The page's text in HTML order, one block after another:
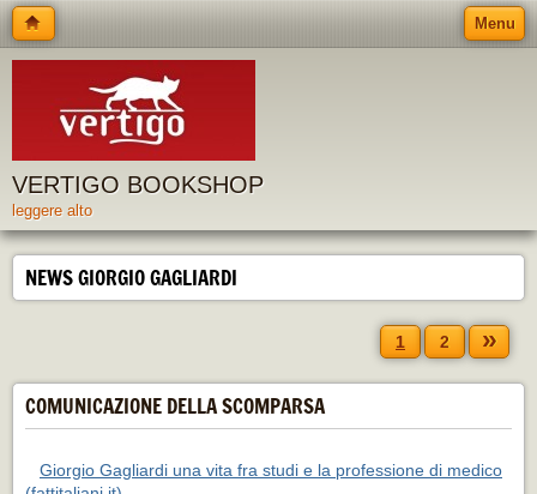
Menu
VERTIGO BOOKSHOP
leggere alto
NEWS GIORGIO GAGLIARDI
1 2 »
COMUNICAZIONE DELLA SCOMPARSA
Giorgio Gagliardi una vita fra studi e la professione di medico